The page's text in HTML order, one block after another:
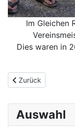
Im Gleichen
Dies waren in
Vorheriger Beitrag:
Zurück
Auswahl